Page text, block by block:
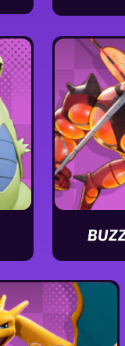
Ver
Ver
de
Buzzwole